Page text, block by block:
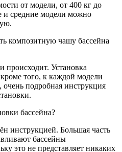
от модели, от 400 кг до
и средние модели можно
композитную чашу бассейна
происходит. Установка
того, к каждой модели
очень подробная инструкция
бассейна?
инструкцией. Большая часть
бассейны
это не представляет никаких